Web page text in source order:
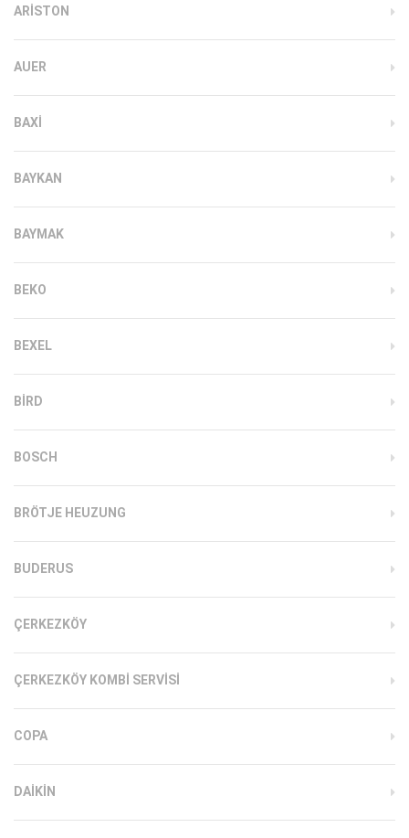
ARISTON
AUER
BAXI
BAYKAN
BAYMAK
BEKO
BEXEL
BIRD
BOSCH
BRÖTJE HEUZUNG
BUDERUS
ÇERKEZKÖY
ÇERKEZKÖY KOMBI SERVISI
COPA
DAIKIN